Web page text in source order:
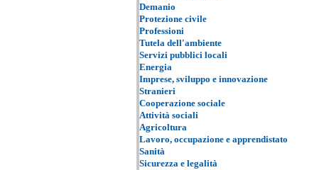
Demanio
Protezione civile
Professioni
Tutela dell'ambiente
Servizi pubblici locali
Energia
Imprese, sviluppo e innovazione
Stranieri
Cooperazione sociale
Attività sociali
Agricoltura
Lavoro, occupazione e apprendistato
Sanità
Sicurezza e legalità